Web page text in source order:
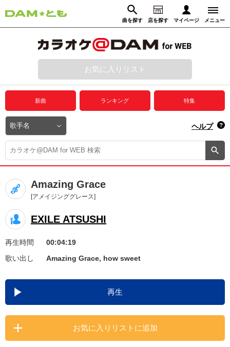
曲を探す 店を探す マイページ メニュー
動画からさがす 録音からさがす
ログイン
プレミアムサービス
DAM★とも動画
DAM★とも録音
カラオケ＠DAM
ユーザー検索
キャンペーン
お知らせ よくあるご質問
DAMの新曲・ランキングなど
カラオケ最新情報をチェック！
お気に入りリスト
新曲 ランキング 特集
ヘルプ
Amazing Grace
[アメイジンググレース]
EXILE ATSUSHI
再生時間
00:04:19
歌い出し
Amazing Grace, how sweet
再生
お気に入りリストに追加